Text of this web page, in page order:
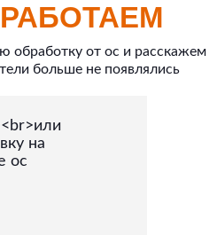
обработку от ос и расскажем
больше не появлялись